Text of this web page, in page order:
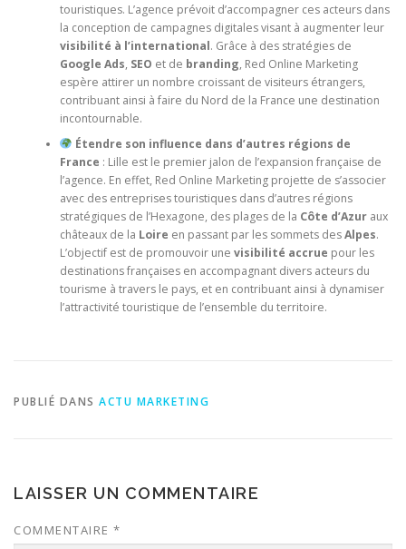
touristiques. L’agence prévoit d’accompagner ces acteurs dans
la conception de campagnes digitales visant à augmenter leur
visibilité à l’international. Grâce à des stratégies de
Google Ads, SEO et de branding, Red Online Marketing
espère attirer un nombre croissant de visiteurs étrangers,
contribuant ainsi à faire du Nord de la France une destination
incontournable.
Étendre son influence dans d’autres régions de
France : Lille est le premier jalon de l’expansion française de
l’agence. En effet, Red Online Marketing projette de s’associer
avec des entreprises touristiques dans d’autres régions
stratégiques de l’Hexagone, des plages de la Côte d’Azuraux
châteaux de la Loire en passant par les sommets desAlpes.
L’objectif est de promouvoir une visibilité accrue pour les
destinations françaises en accompagnant divers acteurs du
tourisme à travers le pays, et en contribuant ainsi à dynamiser
l’attractivité touristique de l’ensemble du territoire.
PUBLIÉ DANS ACTU MARKETING
LAISSER UN COMMENTAIRE
COMMENTAIRE *